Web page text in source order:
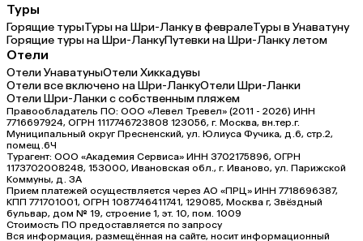
Туры
Горящие турыТуры на Шри-Ланку в февралеТуры в Унаватуну
Горящие туры на Шри-ЛанкуПутевки на Шри-Ланку летом
Отели
Отели УнаватуныОтели Хиккадувы
Отели все включено на Шри-ЛанкуОтели Шри-Ланки
Отели Шри-Ланки с собственным пляжем
Правообладатель ПО: ООО «Левел Тревел» (2011 - 2026) ИНН
7716697924, ОГРН 1117746723808 123056, г. Москва, вн.тер.г.
Муниципальный округ Пресненский, ул. Юлиуса Фучика, д.6, стр.2,
помещ.6Ч
Турагент: ООО «Академия Сервиса» ИНН 3702175896, ОГРН
1173702008248, 153000, Ивановская обл., г. Иваново, ул. Парижской
Коммуны, д. ЗА
Прием платежей осуществляется через АО «ПРЦ» ИНН 7718696387,
КПП 771701001, ОГРН 1087746411741, 129085, Москва г, Звёздный
бульвар, дом № 19, строение 1, эт. 10, пом. 1009
Стоимость ПО предоставляется по запросу
Вся информация, размещённая на сайте, носит информационный